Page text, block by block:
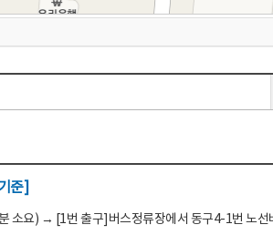
준]
소요) → [1번 출구]버스정류장에서 동구4-1번 노